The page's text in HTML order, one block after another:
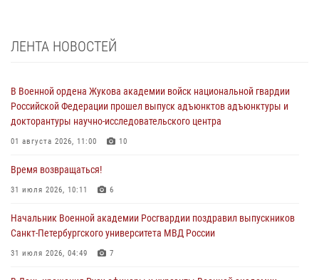
ЛЕНТА НОВОСТЕЙ
В Военной ордена Жукова академии войск национальной гвардии
Российской Федерации прошел выпуск адъюнктов адъюнктуры и
докторантуры научно-исследовательского центра
01 августа 2026, 11:00 10
Время возвращаться!
31 июля 2026, 10:11 6
Начальник Военной академии Росгвардии поздравил выпускников
Санкт-Петербургского университета МВД России
31 июля 2026, 04:49 7